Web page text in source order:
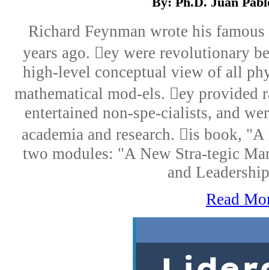
Richard Feynman wrote his
years ago. ey were revolutionary
high-level conceptual view of all
mathematical mod-els. ey provided
entertained non-spe-cialists, and
academia and research. is book,
two modules: "A New Stra-tegic
and
Read